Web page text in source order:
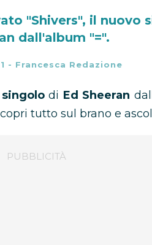
"Shivers", il nuovo
dall'album "=".
- Francesca Redazione
di Ed Sheeran
tutto sul brano e